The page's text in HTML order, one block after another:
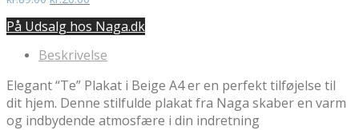
pris
kr.89.00.
pris
kr.20.00.
På Udsalg hos Naga.dk
Beskrivelse
Elegant “Te” Plakat i Beige A4 er en perfekt tilføjelse til
dit hjem. Denne stilfulde plakat fra Naga skaber en varm
og indbydende atmosfære i din indretning